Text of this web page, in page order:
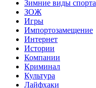
Зимние виды спорта
ЗОЖ
Игры
Импортозамещение
Интернет
Истории
Компании
Криминал
Культура
Лайфхаки